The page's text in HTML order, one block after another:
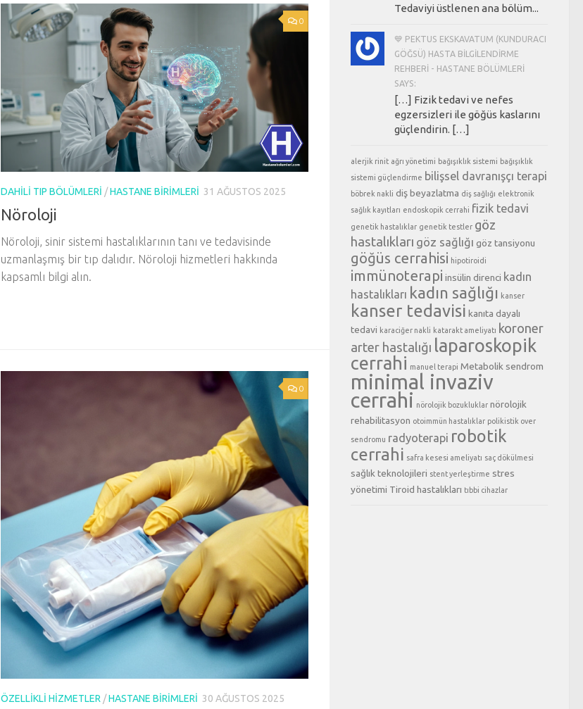
0
DAHILI TIP BÖLÜMLERI /HASTANE BIRIMLERI 31 AĞUSTOS 2025
Nöroloji
Nöroloji, sinir sistemi hastalıklarının tanı ve tedavisinde
uzmanlaşmış bir tıp dalıdır. Nöroloji hizmetleri hakkında
kapsamlı bilgi alın.
0
ÖZELLIKLI HIZMETLER /HASTANE BIRIMLERI 30 AĞUSTOS 2025
Tedaviyi üstlenen ana bölüm...
💙 PEKTUS EKSKAVATUM (KUNDURACI
GÖĞSÜ) HASTA BILGILENDIRME
REHBERI - HASTANE BÖLÜMLERI
SAYS:
[…] Fizik tedavi ve nefes
egzersizleri ile göğüs kaslarını
güçlendirin. […]
alerjik rinit ağrı yönetimi bağışıklık sistemi bağışıklık
sistemi güçlendirme bilişsel davranışçı terapi
böbrek nakli diş beyazlatma diş sağlığı elektronik
sağlık kayıtları endoskopik cerrahi fizik tedavi
genetik hastalıklar genetik testler göz
hastalıkları göz sağlığı göz tansiyonu
göğüs cerrahisi hipotiroidi
immünoterapi insülin direnci kadın
hastalıkları kadın sağlığı kanser
kanser tedavisi kanıta dayalı
tedavi karaciğer nakli katarakt ameliyatı koroner
arter hastalığı laparoskopik
cerrahi manuel terapi Metabolik sendrom
minimal invaziv
cerrahi nörolojik bozukluklar nörolojik
rehabilitasyon otoimmün hastalıklar polikistik over
sendromu radyoterapi robotik
cerrahi safra kesesi ameliyatı saç dökülmesi
sağlık teknolojileri stent yerleştirme stres
yönetimi Tiroid hastalıkları tıbbi cihazlar